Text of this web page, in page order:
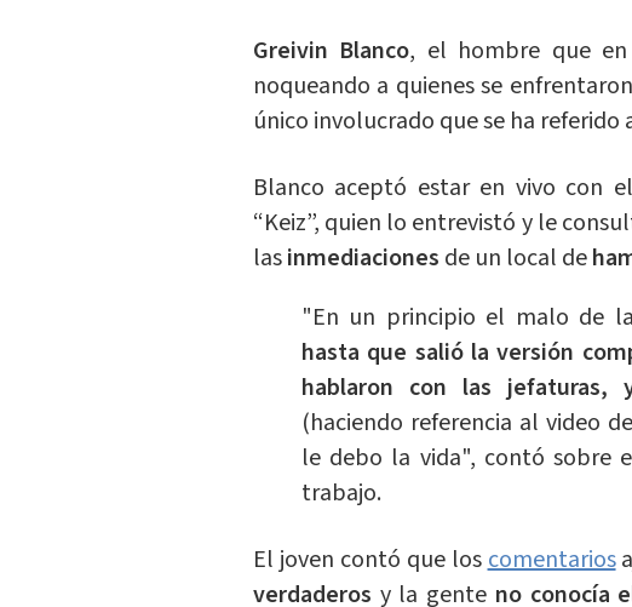
Greivin Blanco, el hombre que
noqueando a quienes se
único involucrado que se ha referido
Blanco aceptó estar en vivo con el
“Keiz”, quien lo entrevistó y le
lasinmediaciones de un local de
"En un principio el malo de
hasta que salió la versión
hablaron con las
(haciendo referencia al video
le debo la vida", contó sobre
trabajo.
El joven contó que los comentarios
verdaderos y la gente no conocía